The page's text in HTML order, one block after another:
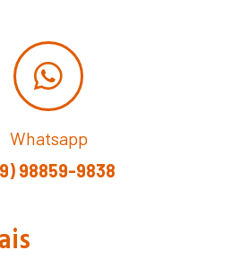
Whatsapp
98859-9838